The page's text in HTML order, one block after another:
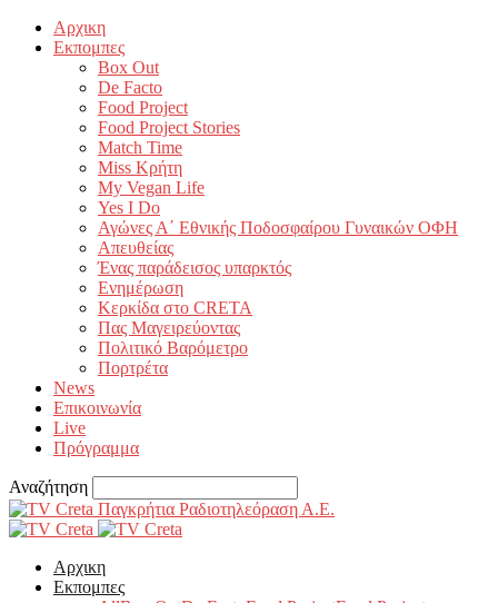
Αρχικη
Εκπομπες
Box Out
De Facto
Food Project
Food Project Stories
Match Time
Miss Κρήτη
My Vegan Life
Yes I Do
Αγώνες Α΄ Εθνικής Ποδοσφαίρου Γυναικών ΟΦΗ
Απευθείας
Ένας παράδεισος υπαρκτός
Ενημέρωση
Κερκίδα στο CRETA
Πας Μαγειρεύοντας
Πολιτικό Βαρόμετρο
Πορτρέτα
News
Επικοινωνία
Live
Πρόγραμμα
Αναζήτηση
Παγκρήτια Ραδιοτηλεόραση Α.Ε.
Αρχικη
Εκπομπες